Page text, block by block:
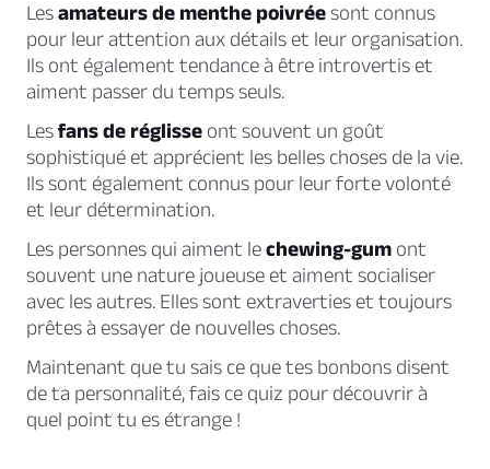
Lesamateurs de menthe poivréesont connus
pour leur attention aux détails et leur organisation.
Ils ont également tendance à être introvertis et
aiment passer du temps seuls.
Lesfans de réglisse ont souvent un goût
sophistiqué et apprécient les belles choses de la vie.
Ils sont également connus pour leur forte volonté
et leur détermination.
Les personnes qui aiment lechewing-gum ont
souvent une nature joueuse et aiment socialiser
avec les autres. Elles sont extraverties et toujours
prêtes à essayer de nouvelles choses.
Maintenant que tu sais ce que tes bonbons disent
de ta personnalité, fais ce quiz pour découvrir à
quel point tu es étrange !